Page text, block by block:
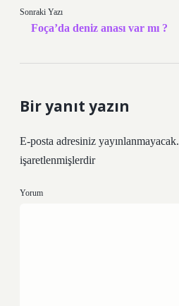
Sonraki Yazı
Foça’da deniz anası var mı ?
Bir yanıt yazın
E-posta adresiniz yayınlanmayacak.
işaretlenmişlerdir
Yorum